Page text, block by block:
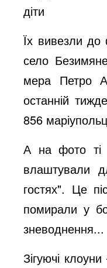
діти
Їх вивезли до
село
мера Петро
останній
856
А на фото ті
влаштували
гостях". Це
помирали у
зневоднення...
Зігуючі